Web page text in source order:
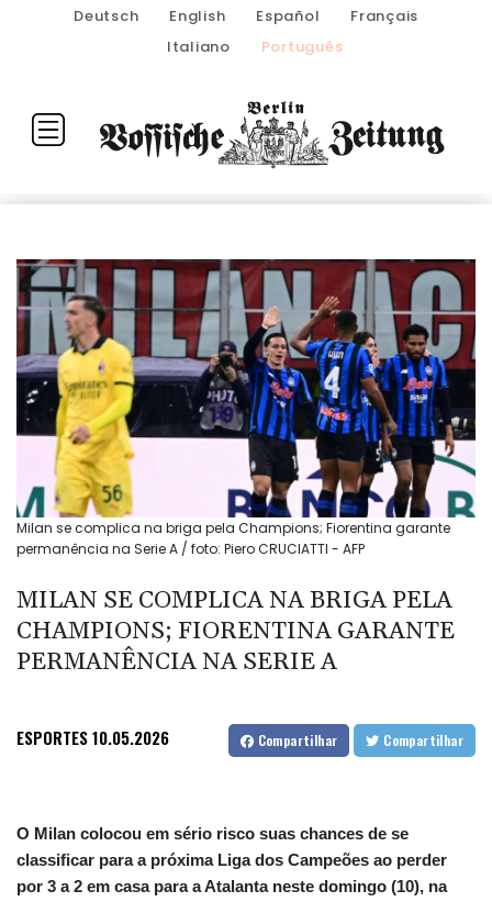
Deutsch English Español
Français
Italiano
Português
Milan se complica na briga pela Champions; Fiorentina garante
permanência na Serie A / foto: Piero CRUCIATTI - AFP
MILAN SE COMPLICA NA BRIGA PELA
CHAMPIONS; FIORENTINA GARANTE
PERMANÊNCIA NA SERIE A
ESPORTES10.05.2026 Compartilhar Compartilhar
O Milan colocou em sério risco suas chances de se
classificar para a próxima Liga dos Campeões ao perder
por 3 a 2 em casa para a Atalanta neste domingo (10), na